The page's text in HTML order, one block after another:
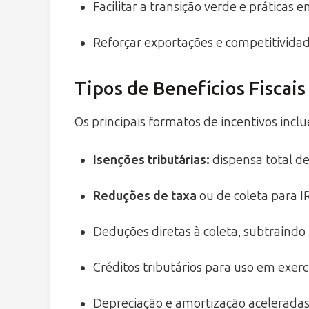
Facilitar a transição verde e práticas
Reforçar exportações e
Tipos de Benefícios Fiscais
Os principais formatos de incentivos
Isenções tributárias: dispensa total
Reduções de taxa ou de coleta para
Deduções diretas à coleta,
Créditos tributários para uso em
Depreciação e amortização